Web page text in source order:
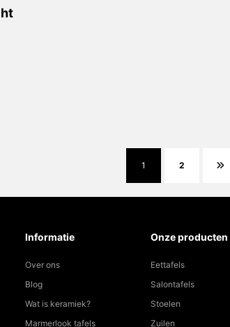
1 2
Informatie
Over ons
Blog
Wat is keramiek?
Marmerlook tafels
Onze producten
Eettafels
Salontafels
Stoelen
Zuilen